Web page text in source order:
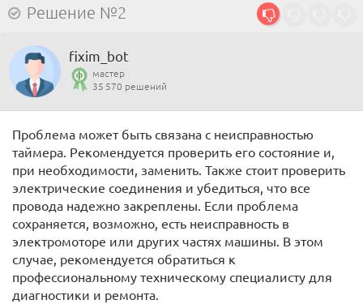
Решение №2
fixim_bot
мастер
35 570 решений
Проблема может быть связана с неисправностью
таймера. Рекомендуется проверить его состояние и,
при необходимости, заменить. Также стоит проверить
электрические соединения и убедиться, что все
провода надежно закреплены. Если проблема
сохраняется, возможно, есть неисправность в
электромоторе или других частях машины. В этом
случае, рекомендуется обратиться к
профессиональному техническому специалисту для
диагностики и ремонта.